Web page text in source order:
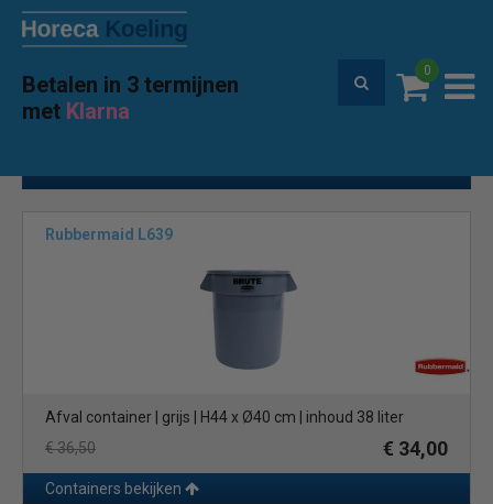
Betalen in 3 termijnen
met Klarna
0
Premium service en garantie
Home Hygiene
Rubbermaid L639
Afval container | grijs | H44 x Ø40 cm | inhoud 38 liter
€ 36,50
€ 34,00
Containers bekijken